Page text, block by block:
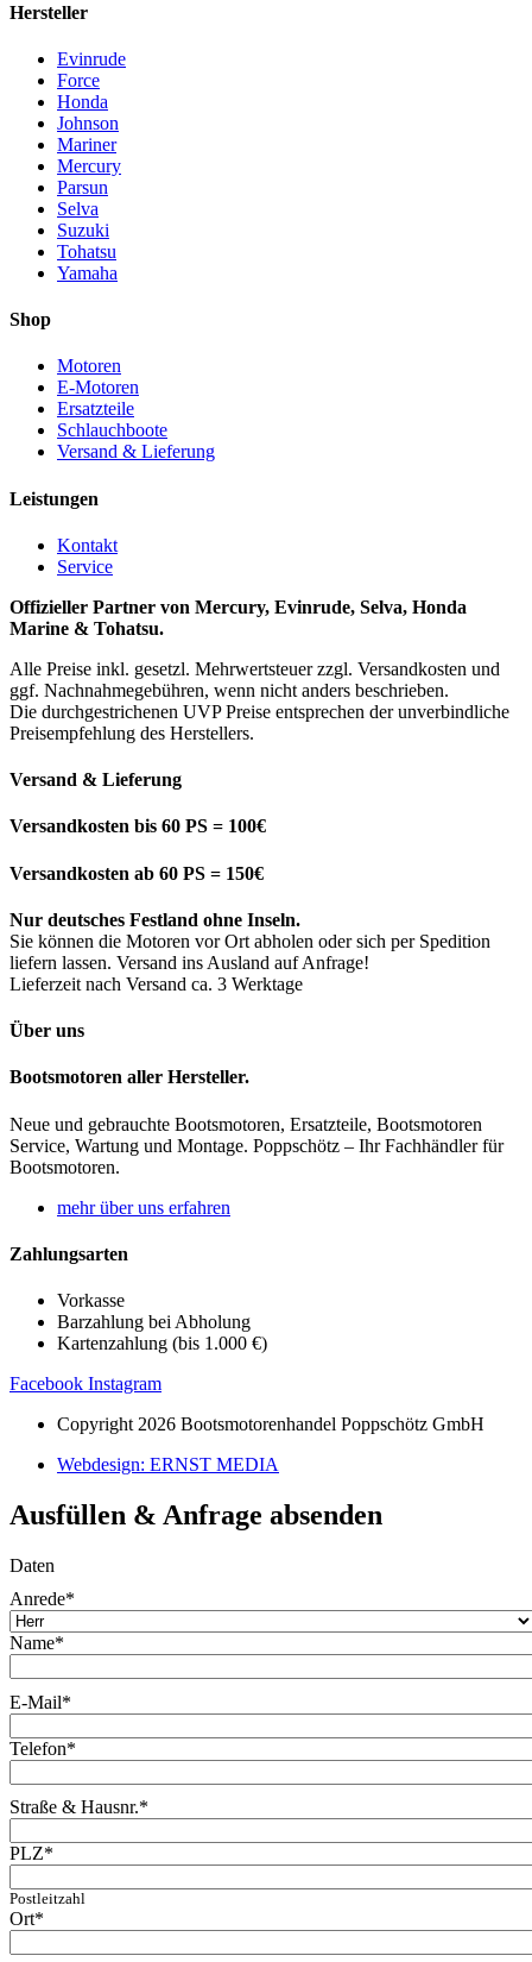
Hersteller
Evinrude
Force
Honda
Johnson
Mariner
Mercury
Parsun
Selva
Suzuki
Tohatsu
Yamaha
Shop
Motoren
E-Motoren
Ersatzteile
Schlauchboote
Versand & Lieferung
Leistungen
Kontakt
Service
Offizieller Partner von Mercury, Evinrude, Selva, Honda
Marine & Tohatsu.
Alle Preise inkl. gesetzl. Mehrwertsteuer zzgl. Versandkosten und
ggf. Nachnahmegebühren, wenn nicht anders beschrieben.
Die durchgestrichenen UVP Preise entsprechen der unverbindliche
Preisempfehlung des Herstellers.
Versand & Lieferung
Versandkosten bis 60 PS = 100€
Versandkosten ab 60 PS = 150€
Nur deutsches Festland ohne Inseln.
Sie können die Motoren vor Ort abholen oder sich per Spedition
liefern lassen. Versand ins Ausland auf Anfrage!
Lieferzeit nach Versand ca. 3 Werktage
Über uns
Bootsmotoren aller Hersteller.
Neue und gebrauchte Bootsmotoren, Ersatzteile, Bootsmotoren
Service, Wartung und Montage. Poppschötz – Ihr Fachhändler für
Bootsmotoren.
mehr über uns erfahren
Zahlungsarten
Vorkasse
Barzahlung bei Abholung
Kartenzahlung (bis 1.000 €)
Facebook Instagram
Copyright 2026 Bootsmotorenhandel Poppschötz GmbH
Webdesign: ERNST MEDIA
Ausfüllen & Anfrage absenden
Daten
Anrede*
Name*
E-Mail*
Telefon*
Straße & Hausnr.*
PLZ*
Postleitzahl
Ort*